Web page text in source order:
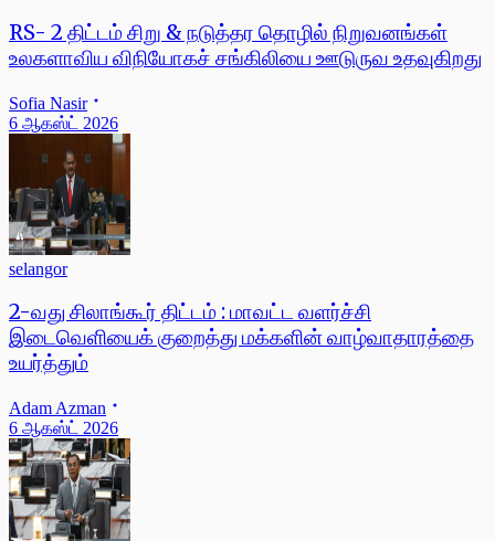
RS- 2 திட்டம் சிறு & நடுத்தர தொழில் நிறுவனங்கள்
உலகளாவிய விநியோகச் சங்கிலியை ஊடுருவ உதவுகிறது
Sofia Nasir
6 ஆகஸ்ட் 2026
selangor
2-வது சிலாங்கூர் திட்டம் : மாவட்ட வளர்ச்சி
இடைவெளியைக் குறைத்து மக்களின் வாழ்வாதாரத்தை
உயர்த்தும்
Adam Azman
6 ஆகஸ்ட் 2026